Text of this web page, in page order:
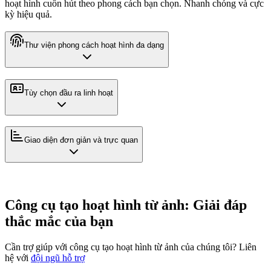
hoạt hình cuốn hút theo phong cách bạn chọn. Nhanh chóng và cực
kỳ hiệu quả.
Thư viện phong cách hoạt hình đa dạng
Tùy chọn đầu ra linh hoạt
Giao diện đơn giản và trực quan
Công cụ tạo hoạt hình từ ảnh: Giải đáp
thắc mắc của bạn
Cần trợ giúp với công cụ tạo hoạt hình từ ảnh của chúng tôi? Liên
hệ với đội ngũ hỗ trợ